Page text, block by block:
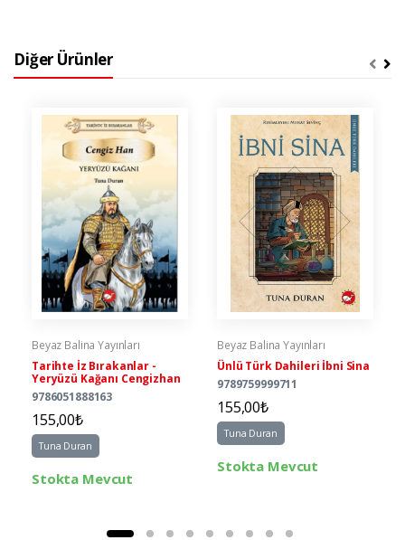
Diğer Ürünler
Beyaz Balina Yayınları
Tarihte İz Bırakanlar -
Yeryüzü Kağanı Cengizhan
9786051888163
155,00₺
Tuna Duran
Stokta Mevcut
Beyaz Balina Yayınları
Ünlü Türk Dahileri İbni Sina
9789759999711
155,00₺
Tuna Duran
Stokta Mevcut